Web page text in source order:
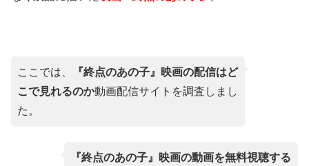
ここでは、
『終点のあの子』映画の配信はど
こで見れるのか動画配信サイトを調査しまし
た。
『終点のあの子』映画の動画を無料視聴する